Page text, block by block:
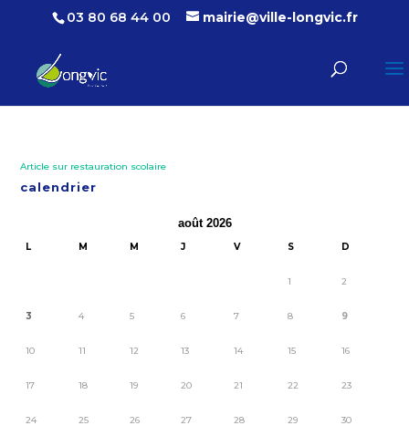
03 80 68 44 00 mairie@ville-longvic.fr
Article sur restauration scolaire
calendrier
août 2026
L M M J V S D
1 2
3 4 5 6 7 8 9
10 11 12 13 14 15 16
17 18 19 20 21 22 23
24 25 26 27 28 29 30